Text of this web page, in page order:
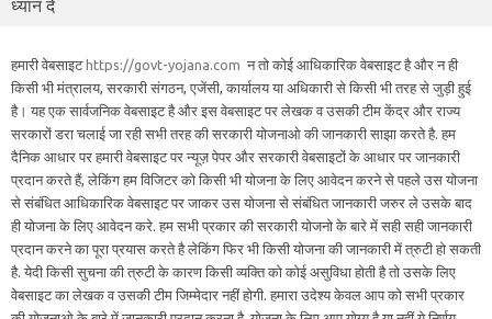
ध्यान दे
हमारी वेबसाइटhttps://govt-yojana.com न तो कोई आधिकारिक वेबसाइट है और न ही
किसी भी मंत्रालय, सरकारी संगठन, एजेंसी, कार्यालय या अधिकारी से किसी भी तरह से जुड़ी हुई
है। यह एक सार्वजनिक वेबसाइट है और इस वेबसाइट पर लेखक व उसकी टीम केंद्र और राज्य
सरकारों डरा चलाई जा रही सभी तरह की सरकारी योजनाओ की जानकारी साझा करते है. हम
दैनिक आधार पर हमारी वेबसाइट पर न्यूज़ पेपर और सरकारी वेबसाइटों के आधार पर जानकारी
प्रदान करते हैं, लेकिंग हम विजिटर को किसी भी योजना के लिए आवेदन करने से पहले उस योजना
से संबंधित आधिकारिक वेबसाइट पर जाकर उस योजना से संबंधित जानकारी जरुर ले उसके बाद
ही योजना के लिए आवेदन करे. हम सभी प्रकार की सरकारी योजनो के बारे में सही सही जानकारी
प्रदान करने का पूरा प्रयास करते है लेकिंग फिर भी किसी योजना की जानकारी में त्रुटी हो सकती
है. येदी किसी सुचना की त्रुटी के कारण किसी व्यक्ति को कोई असुविधा होती है तो उसके लिए
वेबसाइट का लेखक व उसकी टीम जिम्मेदार नहीं होगी. हमारा उदेश्य केवल आप को सभी प्रकार